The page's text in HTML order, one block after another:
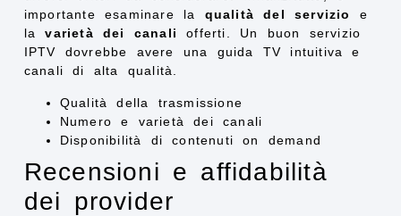
importante esaminare la qualità del servizio
e
lavarietà dei canali
offerti. Un buon servizio
IPTV dovrebbe avere una guida TV intuitiva e
canali di alta qualità.
Qualità della trasmissione
Numero e varietà dei canali
Disponibilità di contenuti on demand
Recensioni e affidabilità
dei provider